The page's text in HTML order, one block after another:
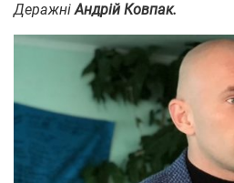
ДеражніАндрій Ковпак.